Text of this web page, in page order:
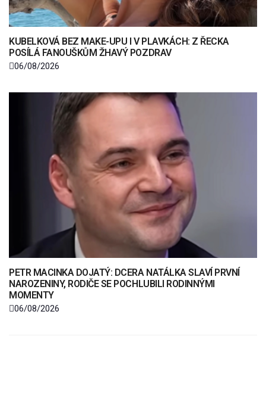
KUBELKOVÁ BEZ MAKE-UPU I V PLAVKÁCH: Z ŘECKA
POSÍLÁ FANOUŠKŮM ŽHAVÝ POZDRAV
06/08/2026
PETR MACINKA DOJATÝ: DCERA NATÁLKA SLAVÍ PRVNÍ
NAROZENINY, RODIČE SE POCHLUBILI RODINNÝMI
MOMENTY
06/08/2026